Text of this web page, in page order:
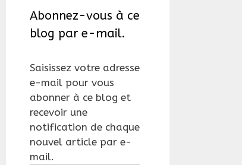
Abonnez-vous à ce
blog par e-mail.
Saisissez votre adresse
e-mail pour vous
abonner à ce blog et
recevoir une
notification de chaque
nouvel article par e-
mail.